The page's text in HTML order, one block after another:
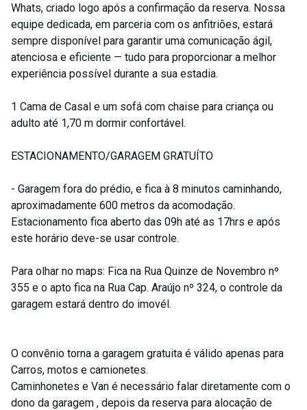
Whats, criado logo após a confirmação da reserva. Nossa
equipe dedicada, em parceria com os anfitriões, estará
sempre disponível para garantir uma comunicação ágil,
atenciosa e eficiente — tudo para proporcionar a melhor
experiência possível durante a sua estadia.
1 Cama de Casal e um sofá com chaise para criança ou
adulto até 1,70 m dormir confortável.
ESTACIONAMENTO/GARAGEM GRATUÍTO
- Garagem fora do prédio, e fica à 8 minutos caminhando,
aproximadamente 600 metros da acomodação.
Estacionamento fica aberto das 09h até as 17hrs e após
este horário deve-se usar controle.
Para olhar no maps: Fica na Rua Quinze de Novembro nº
355 e o apto fica na Rua Cap. Araújo nº 324, o controle da
garagem estará dentro do imovél.
O convênio torna a garagem gratuita é válido apenas para
Carros, motos e camionetes.
Caminhonetes e Van é necessário falar diretamente com o
dono da garagem , depois da reserva para alocação de